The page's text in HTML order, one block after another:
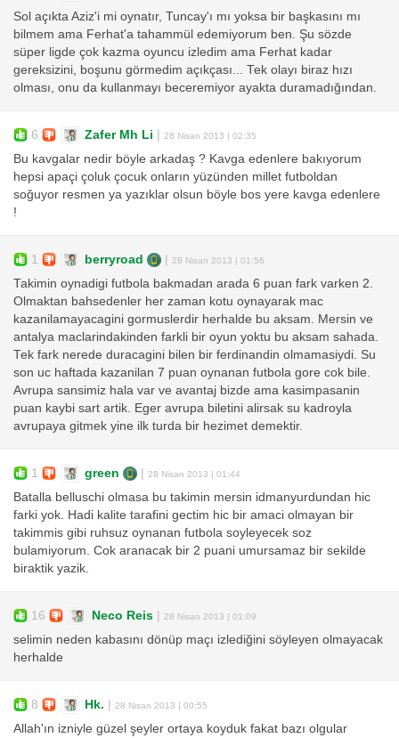
Sol açıkta Aziz'i mi oynatır, Tuncay'ı mı yoksa bir başkasını mı
bilmem ama Ferhat'a tahammül edemiyorum ben. Şu sözde
süper ligde çok kazma oyuncu izledim ama Ferhat kadar
gereksizini, boşunu görmedim açıkçası... Tek olayı biraz hızı
olması, onu da kullanmayı beceremiyor ayakta duramadığından.
6 Zafer Mh Li | 28 Nisan 2013 | 02:35
Bu kavgalar nedir böyle arkadaş ? Kavga edenlere bakıyorum
hepsi apaçi çoluk çocuk onların yüzünden millet futboldan
soğuyor resmen ya yazıklar olsun böyle bos yere kavga edenlere
!
1 berryroad | 28 Nisan 2013 | 01:56
Takimin oynadigi futbola bakmadan arada 6 puan fark varken 2.
Olmaktan bahsedenler her zaman kotu oynayarak mac
kazanilamayacagini gormuslerdir herhalde bu aksam. Mersin ve
antalya maclarindakinden farkli bir oyun yoktu bu aksam sahada.
Tek fark nerede duracagini bilen bir ferdinandin olmamasiydi. Su
son uc haftada kazanilan 7 puan oynanan futbola gore cok bile.
Avrupa sansimiz hala var ve avantaj bizde ama kasimpasanin
puan kaybi sart artik. Eger avrupa biletini alirsak su kadroyla
avrupaya gitmek yine ilk turda bir hezimet demektir.
1 green | 28 Nisan 2013 | 01:44
Batalla belluschi olmasa bu takimin mersin idmanyurdundan hic
farki yok. Hadi kalite tarafini gectim hic bir amaci olmayan bir
takimmis gibi ruhsuz oynanan futbola soyleyecek soz
bulamiyorum. Cok aranacak bir 2 puani umursamaz bir sekilde
biraktik yazik.
16 Neco Reis | 28 Nisan 2013 | 01:09
selimin neden kabasını dönüp maçı izlediğini söyleyen olmayacak
herhalde
8 Hk. | 28 Nisan 2013 | 00:55
Allah'ın izniyle güzel şeyler ortaya koyduk fakat bazı olgular